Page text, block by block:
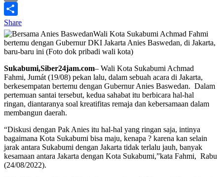
Email
Share
Wali Kota Sukabumi Achmad Fahmi
bertemu dengan Gubernur DKI Jakarta Anies Baswedan, di Jakarta,
baru-baru ini (Foto dok pribadi wali kota)
Sukabumi,Siber24jam.com– Wali Kota Sukabumi Achmad
Fahmi, Jumát (19/08) pekan lalu, dalam sebuah acara di Jakarta,
berkesempatan bertemu dengan Gubernur Anies Baswedan. Dalam
pertemuan santai tersebut, kedua sahabat itu berbicara hal-hal
ringan, diantaranya soal kreatifitas remaja dan kebersamaan dalam
membangun daerah.
“Diskusi dengan Pak Anies itu hal-hal yang ringan saja, intinya
bagaimana Kota Sukabumi bisa maju, kenapa ? karena kan selain
jarak antara Sukabumi dengan Jakarta tidak terlalu jauh, banyak
kesamaan antara Jakarta dengan Kota Sukabumi,”kata Fahmi, Rabu
(24/08/2022).